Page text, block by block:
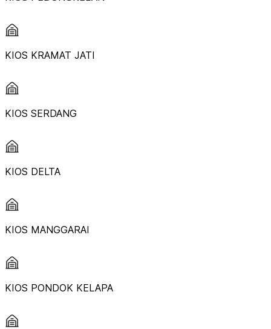
KIOS KRAMAT JATI
KIOS SERDANG
KIOS DELTA
KIOS MANGGARAI
KIOS PONDOK KELAPA